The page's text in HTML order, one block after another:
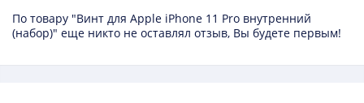
По товару "Винт для Apple iPhone 11 Pro внутренний
(набор)" еще никто не оставлял отзыв, Вы будете первым!